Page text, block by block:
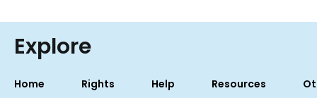
Explore
Home Rights Help Resources